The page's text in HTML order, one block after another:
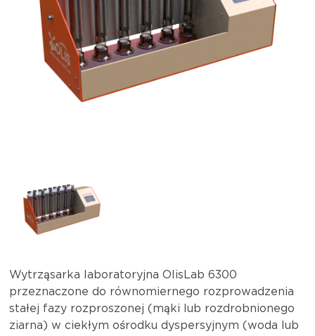
Wytrząsarka laboratoryjna OlisLab 6300
przeznaczone do równomiernego rozprowadzenia
stałej fazy rozproszonej (mąki lub rozdrobnionego
ziarna) w ciekłym ośrodku dyspersyjnym (woda lub